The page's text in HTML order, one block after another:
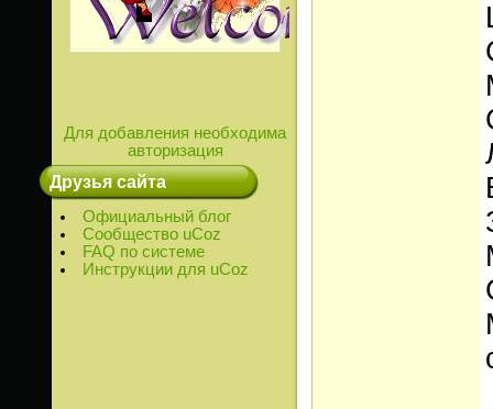
Для добавления необходима
авторизация
Друзья сайта
Официальный блог
Сообщество uCoz
FAQ по системе
Инструкции для uCoz